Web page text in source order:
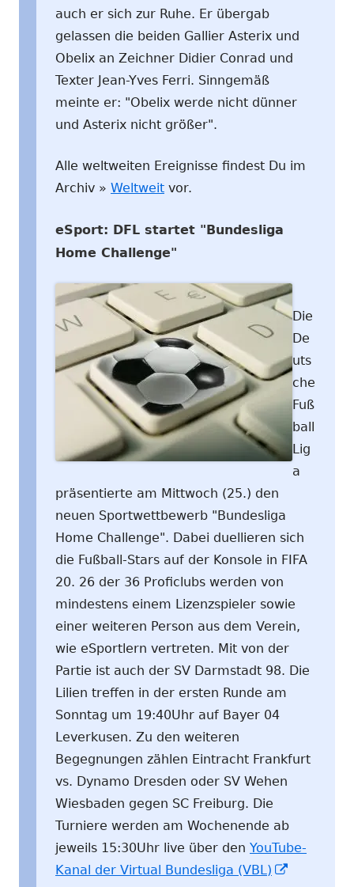
auch er sich zur Ruhe. Er übergab
gelassen die beiden Gallier Asterix und
Obelix an Zeichner Didier Conrad und
Texter Jean-Yves Ferri. Sinngemäß
meinte er: "Obelix werde nicht dünner
und Asterix nicht größer".
Alle weltweiten Ereignisse findest Du im
Archiv » Weltweit vor.
eSport: DFL startet "Bundesliga
Home Challenge"
Die
De
uts
che
Fuß
ball
Lig
a
präsentierte am Mittwoch (25.) den
neuen Sportwettbewerb "Bundesliga
Home Challenge". Dabei duellieren sich
die Fußball-Stars auf der Konsole in FIFA
20. 26 der 36 Proficlubs werden von
mindestens einem Lizenzspieler sowie
einer weiteren Person aus dem Verein,
wie eSportlern vertreten. Mit von der
Partie ist auch der SV Darmstadt 98. Die
Lilien treffen in der ersten Runde am
Sonntag um 19:40Uhr auf Bayer 04
Leverkusen. Zu den weiteren
Begegnungen zählen Eintracht Frankfurt
vs. Dynamo Dresden oder SV Wehen
Wiesbaden gegen SC Freiburg. Die
Turniere werden am Wochenende ab
jeweils 15:30Uhr live über den YouTube-
Kanal der Virtual Bundesliga (VBL)